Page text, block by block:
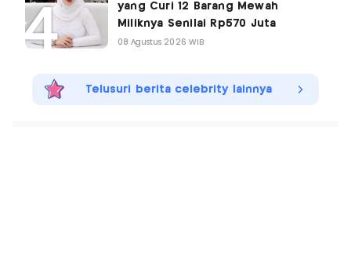
yang Curi 12 Barang Mewah
Miliknya Senilai Rp570 Juta
08 Agustus 2026 WIB
Telusuri berita celebrity lainnya